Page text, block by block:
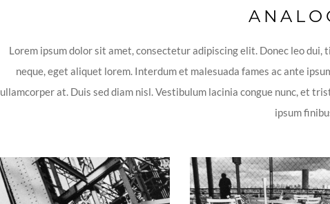
Lorem ipsum dolor sit amet, consectetur adipiscing elit. Donec leo
neque, eget aliquet lorem. Interdum et malesuada fames ac ante
ullamcorper at. Duis sed diam nisl. Vestibulum lacinia congue nunc, et
ipsum